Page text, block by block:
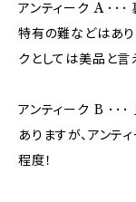
アンティーク A ･･･
特有の難などはあり
クとしては美品と言
アンティーク B ･･･
ありますが、アンテ
程度！